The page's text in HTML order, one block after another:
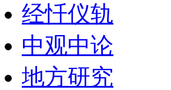
经忏仪轨
中观中论
地方研究